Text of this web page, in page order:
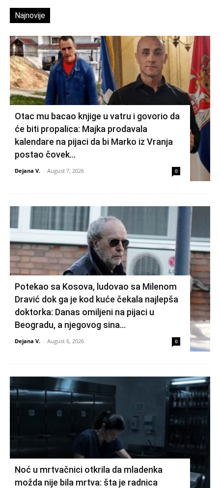
Najnovije
Otac mu bacao knjige u vatru i govorio da
će biti propalica: Majka prodavala
kalendare na pijaci da bi Marko iz Vranja
postao čovek...
Dejana V. - August 7, 2026 0
Potekao sa Kosova, ludovao sa Milenom
Dravić dok ga je kod kuće čekala najlepša
doktorka: Danas omiljeni na pijaci u
Beogradu, a njegovog sina...
Dejana V. - August 6, 2026 0
Noć u mrtvačnici otkrila da mladenka
možda nije bila mrtva: šta je radnica